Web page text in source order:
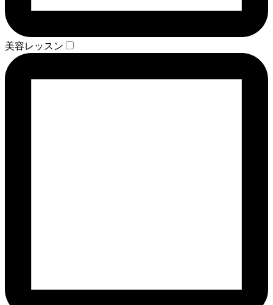
美容レッスン